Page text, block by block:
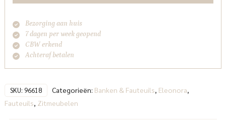
Bezorging aan huis
7 dagen per week geopend
CBW erkend
Achteraf betalen
SKU: 96618 Categorieën: Banken & Fauteuils Eleonora
Fauteuils Zitmeubelen